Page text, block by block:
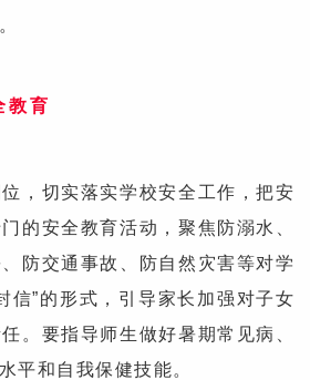
教育
，切实落实学校安全工作，把安
的安全教育活动，聚焦防溺水、
防交通事故、防自然灾害等对学
信”的形式，引导家长加强对子女
。要指导师生做好暑期常见病、
平和自我保健技能。